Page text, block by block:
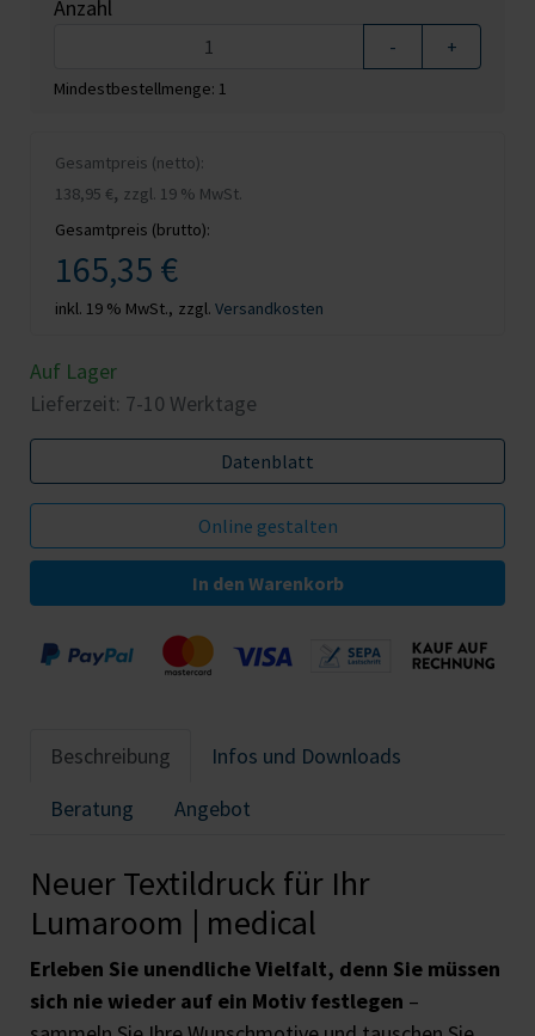
Anzahl
- +
Mindestbestellmenge: 1
Gesamtpreis (netto):
138,95 €, zzgl. 19 % MwSt.
Gesamtpreis (brutto):
165,35 €
inkl. 19 % MwSt., zzgl. Versandkosten
Auf Lager
Lieferzeit: 7-10 Werktage
Datenblatt
In den Warenkorb
Beschreibung
Infos und Downloads
Beratung
Angebot
Neuer Textildruck für Ihr
Lumaroom | medical
Erleben Sie unendliche Vielfalt, denn Sie müssen
sich nie wieder auf ein Motiv festlegen –